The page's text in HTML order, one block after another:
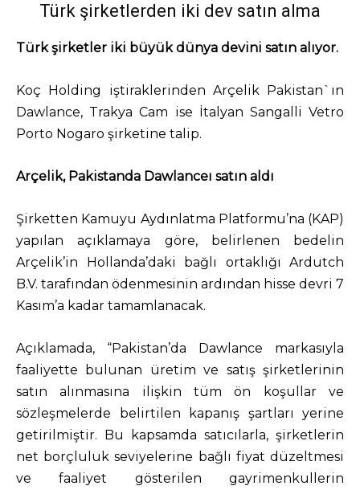
Türk şirketlerden iki dev satın alma
Türk şirketler iki büyük dünya devini satın alıyor.
Koç Holding iştiraklerinden Arçelik Pakistan`ın
Dawlance, Trakya Cam ise İtalyan Sangalli Vetro
Porto Nogaro şirketine talip.
Arçelik, Pakistanda Dawlanceı satın aldı
Şirketten Kamuyu Aydınlatma Platformu’na (KAP)
yapılan açıklamaya göre, belirlenen bedelin
Arçelik’in Hollanda’daki bağlı ortaklığı Ardutch
B.V. tarafından ödenmesinin ardından hisse devri 7
Kasım’a kadar tamamlanacak.
Açıklamada, “Pakistan’da Dawlance markasıyla
faaliyette bulunan üretim ve satış şirketlerinin
satın alınmasına ilişkin tüm ön koşullar ve
sözleşmelerde belirtilen kapanış şartları yerine
getirilmiştir. Bu kapsamda satıcılarla, şirketlerin
net borçluluk seviyelerine bağlı fiyat düzeltmesi
ve faaliyet gösterilen gayrimenkullerin